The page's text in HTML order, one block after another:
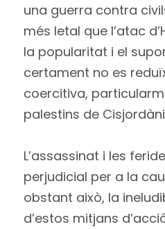
una guerra contra
més letal que l’atac
la popularitat i el
certament no es
coercitiva,
palestins de
L’assassinat i les
perjudicial per a la
obstant això, la
d’estos mitjans